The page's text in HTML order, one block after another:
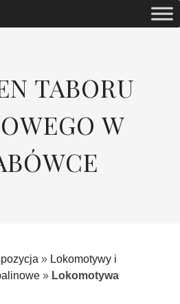
TABORU
W
» Lokomotywy i
» Lokomotywa